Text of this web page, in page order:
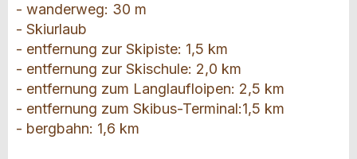
- wanderweg: 30 m
- Skiurlaub
- entfernung zur Skipiste: 1,5 km
- entfernung zur Skischule: 2,0 km
- entfernung zum Langlaufloipen: 2,5 km
- entfernung zum Skibus-Terminal:1,5 km
- bergbahn: 1,6 km